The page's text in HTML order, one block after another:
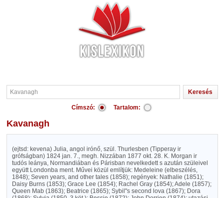
Címszó: Tartalom:
Kavanagh
(ejtsd: kevena) Julia, angol irónő, szül. Thurlesben (Tipperay ir
grófságban) 1824 jan. 7., megh. Nizzában 1877 okt. 28. K. Morgan ir
tudós leánya, Normandiában és Párisban nevelkedett s azután szüleivel
együtt Londonba ment. Művei közül említjük: Medeleine (elbeszélés,
1848); Seven years, and other tales (1858); regények: Nathalie (1851);
Daisy Burns (1853); Grace Lee (1854); Rachel Gray (1854); Adele (1857);
Queen Mab (1863); Beatrice (1865); Sybil"s second lova (1867); Dora